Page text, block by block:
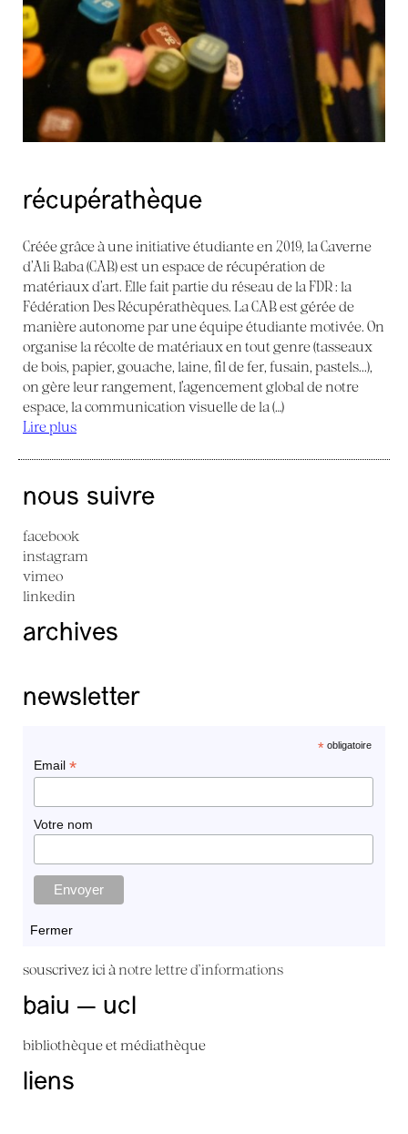
récupérathèque
Créée grâce à une initiative étudiante en 2019, la Caverne
d’Ali Baba (CAB) est un espace de récupération de
matériaux d’art. Elle fait partie du réseau de la FDR : la
Fédération Des Récupérathèques. La CAB est gérée de
manière autonome par une équipe étudiante motivée. On
organise la récolte de matériaux en tout genre (tasseaux
de bois, papier, gouache, laine, fil de fer, fusain, pastels...),
on gère leur rangement, l’agencement global de notre
espace, la communication visuelle de la (…)
Lire plus
nous suivre
facebook
instagram
vimeo
linkedin
archives
newsletter
*obligatoire
Email *
Votre nom
Fermer
souscrivez ici à notre lettre d'informations
baiu — ucl
bibliothèque et médiathèque
liens